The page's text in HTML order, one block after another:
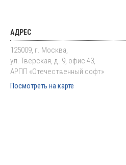
АДРЕС
125009, г. Москва,
ул. Тверская, д. 9, офис 43,
АРПП «Отечественный софт»
Посмотреть на карте